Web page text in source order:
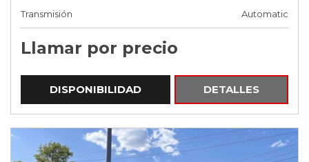
Transmisión
Automatic
Llamar por precio
DISPONIBILIDAD DETALLES